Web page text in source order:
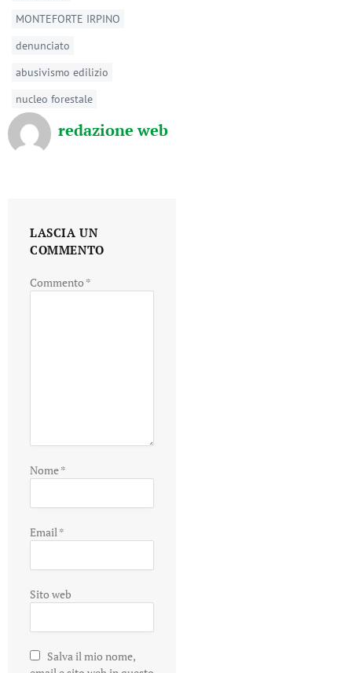
MONTEFORTE IRPINO
denunciato
abusivismo edilizio
nucleo forestale
redazione web
LASCIA UN
COMMENTO
Commento *
Nome*
Email*
Sito web
Salva il mio nome,